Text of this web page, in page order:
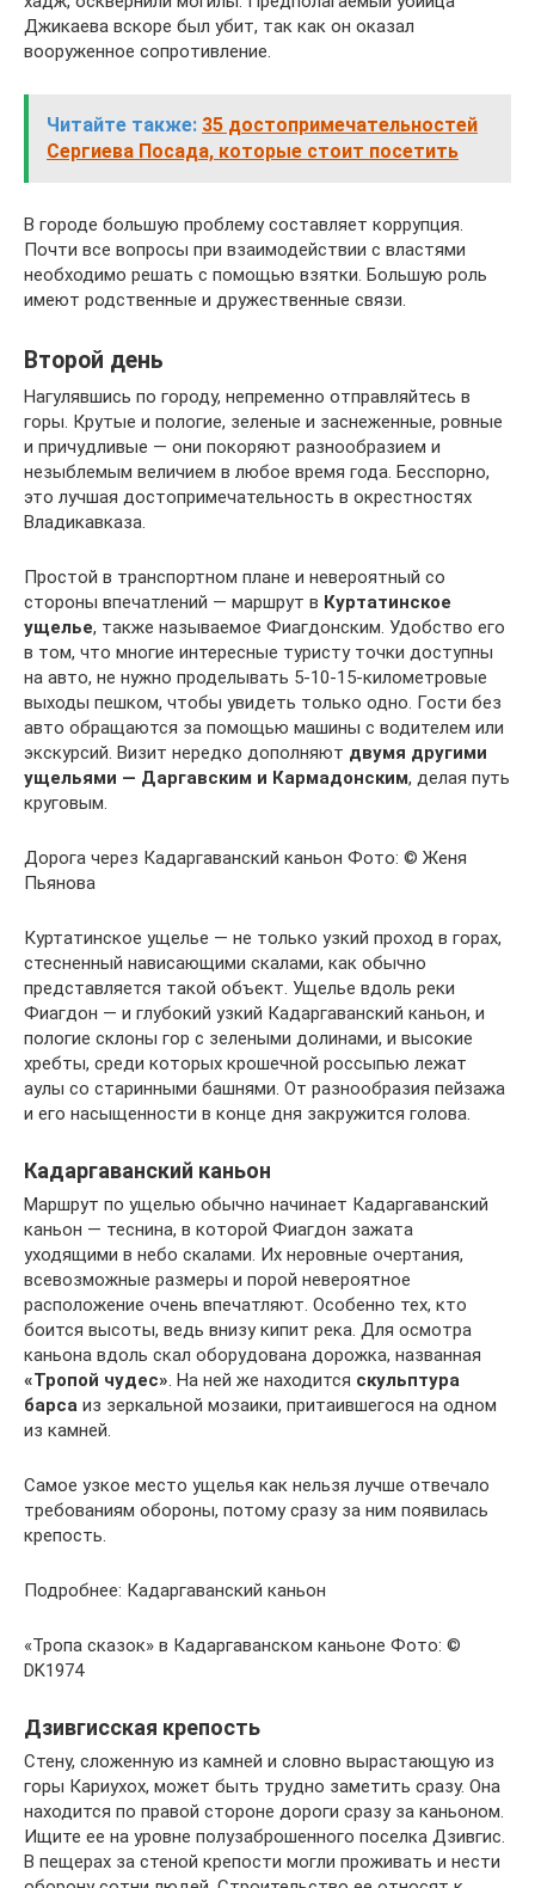
Джикаева вскоре был убит, так как он оказал
вооруженное сопротивление.
Читайте также: 35 достопримечательностей
Сергиева Посада, которые стоит посетить
В городе большую проблему составляет коррупция.
Почти все вопросы при взаимодействии с властями
необходимо решать с помощью взятки. Большую роль
имеют родственные и дружественные связи.
Второй день
Нагулявшись по городу, непременно отправляйтесь в
горы. Крутые и пологие, зеленые и заснеженные, ровные
и причудливые — они покоряют разнообразием и
незыблемым величием в любое время года. Бесспорно,
это лучшая достопримечательность в окрестностях
Владикавказа.
Простой в транспортном плане и невероятный со
стороны впечатлений — маршрут в Куртатинское
ущелье, также называемое Фиагдонским. Удобство его
в том, что многие интересные туристу точки доступны
на авто, не нужно проделывать 5-10-15-километровые
выходы пешком, чтобы увидеть только одно. Гости без
авто обращаются за помощью машины с водителем или
экскурсий. Визит нередко дополняют двумя другими
ущельями — Даргавским и Кармадонским, делая путь
круговым.
Дорога через Кадаргаванский каньон Фото: © Женя
Пьянова
Куртатинское ущелье — не только узкий проход в горах,
стесненный нависающими скалами, как обычно
представляется такой объект. Ущелье вдоль реки
Фиагдон — и глубокий узкий Кадаргаванский каньон, и
пологие склоны гор с зелеными долинами, и высокие
хребты, среди которых крошечной россыпью лежат
аулы со старинными башнями. От разнообразия пейзажа
и его насыщенности в конце дня закружится голова.
Кадаргаванский каньон
Маршрут по ущелью обычно начинает Кадаргаванский
каньон — теснина, в которой Фиагдон зажата
уходящими в небо скалами. Их неровные очертания,
всевозможные размеры и порой невероятное
расположение очень впечатляют. Особенно тех, кто
боится высоты, ведь внизу кипит река. Для осмотра
каньона вдоль скал оборудована дорожка, названная
«Тропой чудес». На ней же находится скульптура
барса из зеркальной мозаики, притаившегося на одном
из камней.
Самое узкое место ущелья как нельзя лучше отвечало
требованиям обороны, потому сразу за ним появилась
крепость.
Подробнее: Кадаргаванский каньон
«Тропа сказок» в Кадаргаванском каньоне Фото: ©
DK1974
Дзивгисская крепость
Стену, сложенную из камней и словно вырастающую из
горы Кариухох, может быть трудно заметить сразу. Она
находится по правой стороне дороги сразу за каньоном.
Ищите ее на уровне полузаброшенного поселка Дзивгис.
В пещерах за стеной крепости могли проживать и нести